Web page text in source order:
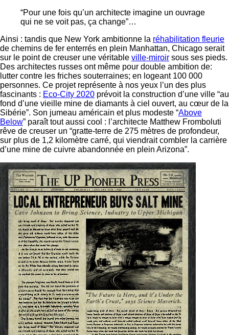
“Pour une fois qu’un architecte imagine un ouvrage
qui ne se voit pas, ça change”…
Ainsi : tandis que New York ambitionne la réhabilitation fleurie
de chemins de fer enterrés en plein Manhattan, Chicago serait
sur le point de creuser une véritable ville-miroir sous ses pieds.
Des architectes russes ont même pour double ambition de:
lutter contre les friches souterraines; en logeant 100 000
personnes. Ce projet représente à nos yeux l’un des plus
fascinants : Eco-City 2020 prévoit la construction d’une ville “au
fond d’une vieille mine de diamants à ciel ouvert, au cœur de la
Sibérie”. Son jumeau américain et plus modeste “Above
Below” paraît tout aussi cool : l’architecte Matthew Fromboluti
rêve de creuser un “gratte-terre de 275 mètres de profondeur,
sur plus de 1,2 kilomètre carré, qui viendrait combler la carrière
d’une mine de cuivre abandonnée en plein Arizona”.